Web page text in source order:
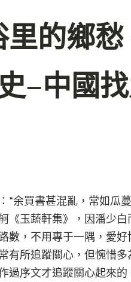
里的鄉
–中國
“余買書甚混亂，常如瓜
《玉蔬軒集》，因潘少
數，不用專于一隅，愛
有所追蹤關心，但惋惜
過序文才追蹤關心起來